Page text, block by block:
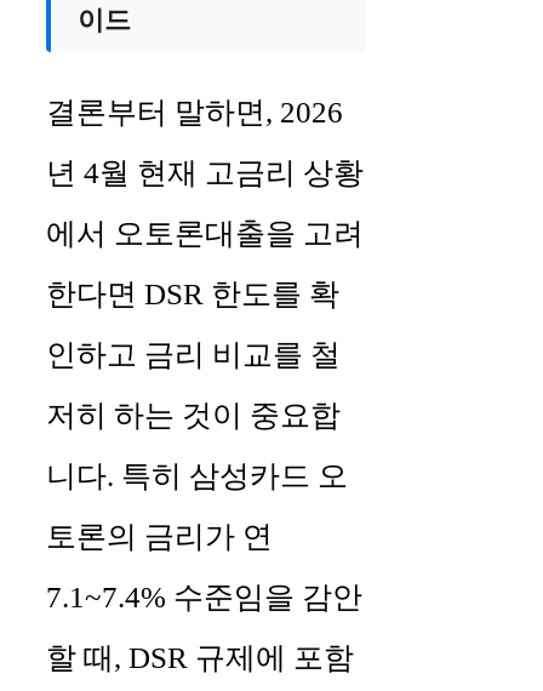
이드
결론부터 말하면, 2026
년 4월 현재 고금리 상황
에서 오토론대출을 고려
한다면 DSR 한도를 확
인하고 금리 비교를 철
저히 하는 것이 중요합
니다. 특히 삼성카드 오
토론의 금리가 연
7.1~7.4% 수준임을 감안
할 때, DSR 규제에 포함